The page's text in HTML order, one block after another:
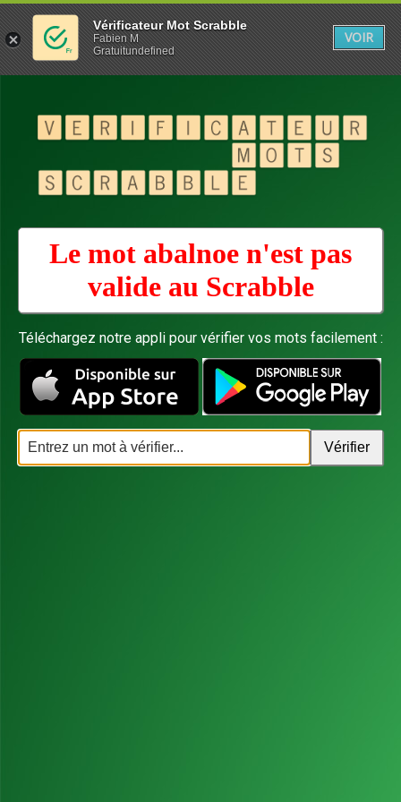
Le mot abalnoe n'est pas
valide au Scrabble
Téléchargez notre appli pour vérifier vos mots facilement :
Vérificateur Mot Scrabble
Fabien M
Gratuitundefined
VOIR